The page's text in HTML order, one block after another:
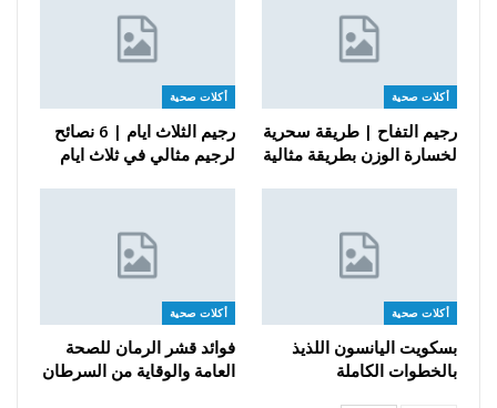
أكلات صحية
رجيم التفاح | طريقة سحرية
لخسارة الوزن بطريقة مثالية
أكلات صحية
رجيم الثلاث ايام | 6 نصائح
لرجيم مثالي في ثلاث ايام
أكلات صحية
بسكويت اليانسون اللذيذ
بالخطوات الكاملة
أكلات صحية
فوائد قشر الرمان للصحة
العامة والوقاية من السرطان